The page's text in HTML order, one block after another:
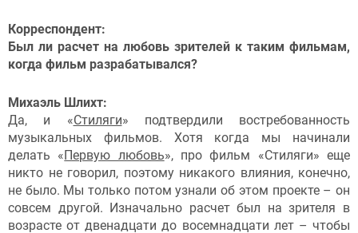
Корреспондент:
Был ли расчет на любовь зрителей к таким фильмам,
когда фильм разрабатывался?
Михаэль Шлихт:
Да, и «Стиляги» подтвердили востребованность
музыкальных фильмов. Хотя когда мы начинали
делать «Первую любовь», про фильм «Стиляги» еще
никто не говорил, поэтому никакого влияния, конечно,
не было. Мы только потом узнали об этом проекте – он
совсем другой. Изначально расчет был на зрителя в
возрасте от двенадцати до восемнадцати лет – чтобы